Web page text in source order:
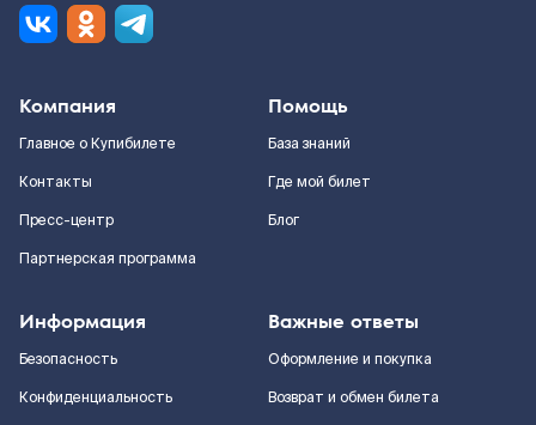
Компания
Главное о Купибилете
Контакты
Пресс-центр
Партнерская программа
Помощь
База знаний
Где мой билет
Блог
Информация
Безопасность
Конфиденциальность
Важные ответы
Оформление и покупка
Возврат и обмен билета